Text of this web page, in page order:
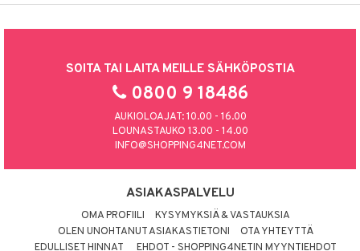
SOITA TAI LAITA MEILLE SÄHKÖPOSTIA
0800 9 18486
AUKIOLOAJAT: 10.00 - 16.00
LOUNASTAUKO 13.00 - 14.00
INFO@SHOPPING4NET.COM
ASIAKASPALVELU
OMA PROFIILI
KYSYMYKSIÄ & VASTAUKSIA
OLEN UNOHTANUT ASIAKASTIETONI
OTA YHTEYTTÄ
EDULLISET HINNAT
EHDOT - SHOPPING4NETIN MYYNTIEHDOT